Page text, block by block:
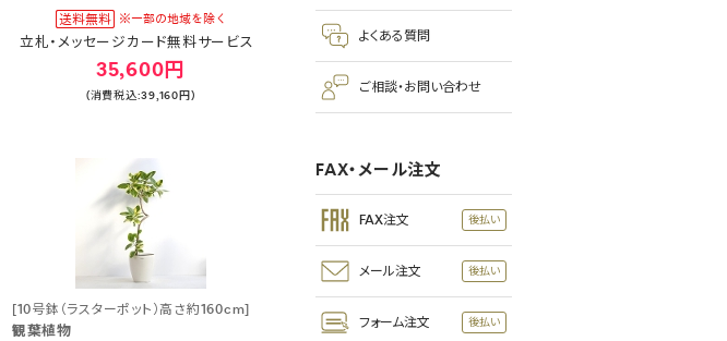
立札・メッセージカード無料サービス
35,600円
(消費税込:39,160円)
[10号鉢（ラスターポット）高さ約160cm]
観葉植物
よくある質問
ご相談・お問い合わせ
FAX・メール注文
FAX注文
メール注文
フォーム注文